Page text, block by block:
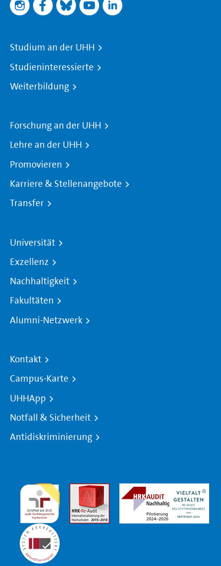
Studium an der UHH
Studieninteressierte
Weiterbildung
Forschung an der UHH
Lehre an der UHH
Promovieren
Karriere & Stellenangebote
Transfer
Universität
Exzellenz
Nachhaltigkeit
Fakultäten
Alumni-Netzwerk
Kontakt
Campus-Karte
UHHApp
Notfall & Sicherheit
Antidiskriminierung